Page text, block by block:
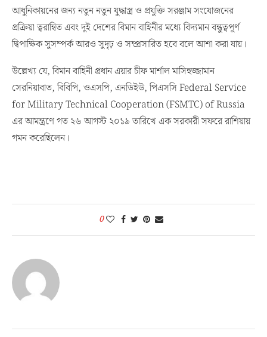
আধুনিকায়নের জন্য নতুন নতুন যুদ্ধাস্ত্র ও প্রযুক্তি সরঞ্জাম সংযোজনের
প্রক্রিয়া ত্বরান্বিত এবং দুই দেশের বিমান বাহিনীর মধ্যে বিদ্যমান বন্ধুত্বপূর্ণ
দ্বিপাক্ষিক সুসম্পর্ক আরও সুদৃঢ় ও সম্প্রসারিত হবে বলে আশা করা যায়।
উল্লেখ্য যে, বিমান বাহিনী প্রধান এয়ার চীফ মার্শাল মাসিহুজ্জামান
সেরনিয়াবাত, বিবিপি, ওএসপি, এনডিইউ, পিএসসি Federal Service
for Military Technical Cooperation (FSMTC) of Russia
এর আমন্ত্রণে গত ২৬ আগস্ট ২০১৯ তারিখে এক সরকারী সফরে রাশিয়ায়
গমন করেছিলেন।
0